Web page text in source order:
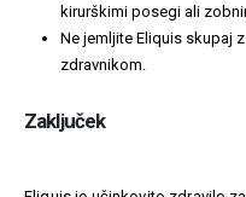
kirurškimi posegi ali
Ne jemljite Eliquis skupaj
zdravnikom.
Zaključek